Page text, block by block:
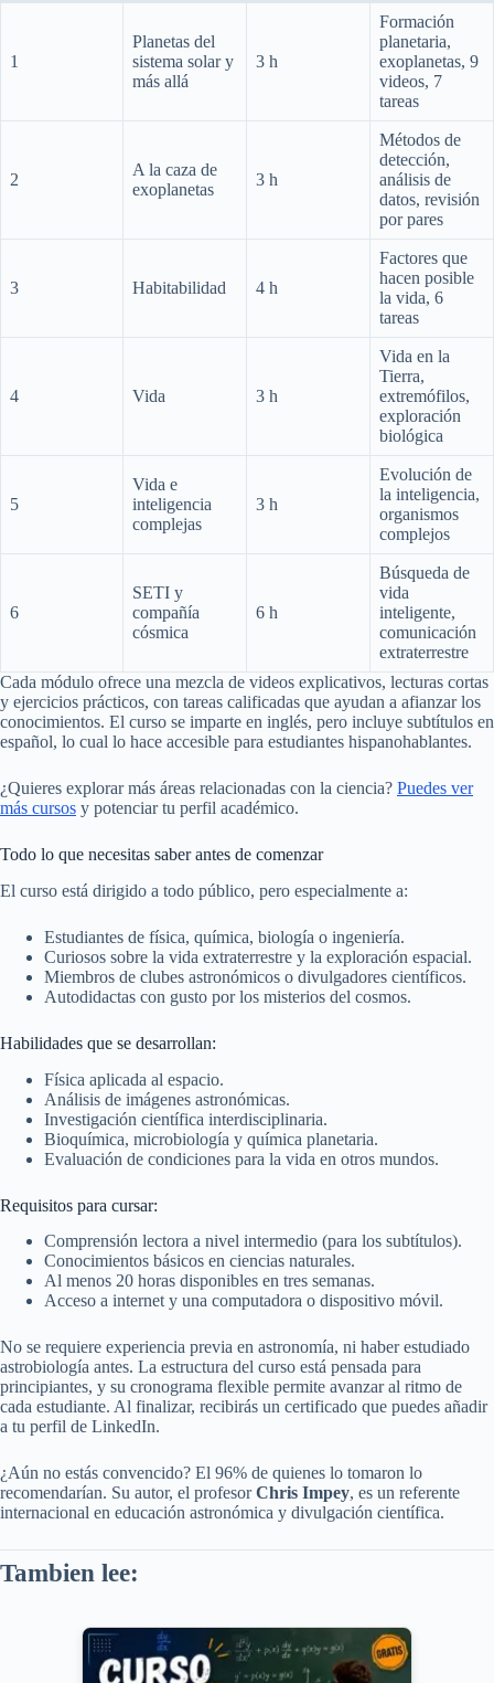
1
Planetas del
sistema solar y
más allá
3 h
Formación
planetaria,
exoplanetas, 9
videos, 7
tareas
2
A la caza de
exoplanetas
3 h
Métodos de
detección,
análisis de
datos, revisión
por pares
3 Habitabilidad 4 h
Factores que
hacen posible
la vida, 6
tareas
4 Vida 3 h
Vida en la
Tierra,
extremófilos,
exploración
biológica
5
Vida e
inteligencia
complejas
3 h
Evolución de
la inteligencia,
organismos
complejos
6
SETI y
compañía
cósmica
6 h
Búsqueda de
vida
inteligente,
comunicación
extraterrestre
Cada módulo ofrece una mezcla de videos explicativos, lecturas cortas
y ejercicios prácticos, con tareas calificadas que ayudan a afianzar los
conocimientos. El curso se imparte en inglés, pero incluye subtítulos en
español, lo cual lo hace accesible para estudiantes hispanohablantes.
¿Quieres explorar más áreas relacionadas con la ciencia? Puedes ver
más cursos y potenciar tu perfil académico.
Todo lo que necesitas saber antes de comenzar
El curso está dirigido a todo público, pero especialmente a:
Estudiantes de física, química, biología o ingeniería.
Curiosos sobre la vida extraterrestre y la exploración espacial.
Miembros de clubes astronómicos o divulgadores científicos.
Autodidactas con gusto por los misterios del cosmos.
Habilidades que se desarrollan:
Física aplicada al espacio.
Análisis de imágenes astronómicas.
Investigación científica interdisciplinaria.
Bioquímica, microbiología y química planetaria.
Evaluación de condiciones para la vida en otros mundos.
Requisitos para cursar:
Comprensión lectora a nivel intermedio (para los subtítulos).
Conocimientos básicos en ciencias naturales.
Al menos 20 horas disponibles en tres semanas.
Acceso a internet y una computadora o dispositivo móvil.
No se requiere experiencia previa en astronomía, ni haber estudiado
astrobiología antes. La estructura del curso está pensada para
principiantes, y su cronograma flexible permite avanzar al ritmo de
cada estudiante. Al finalizar, recibirás un certificado que puedes añadir
a tu perfil de LinkedIn.
¿Aún no estás convencido? El 96% de quienes lo tomaron lo
recomendarían. Su autor, el profesorChris Impey, es un referente
internacional en educación astronómica y divulgación científica.
Tambien lee: